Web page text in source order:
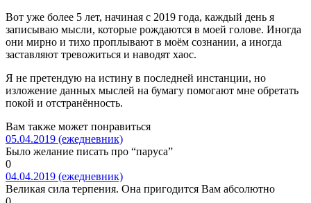
Вот уже более 5 лет, начиная с 2019 года, каждый день я
записываю мысли, которые рождаются в моей голове. Иногда
они мирно и тихо проплывают в моём сознании, а иногда
заставляют тревожиться и наводят хаос.
Я не претендую на истину в последней инстанции, но
изложение данных мыслей на бумагу помогают мне обретать
покой и отстранённость.
Вам также может понравиться
05.04.2019 (ежедневник)
Было желание писать про “паруса”
0
04.04.2019 (ежедневник)
Великая сила терпения. Она пригодится Вам абсолютно